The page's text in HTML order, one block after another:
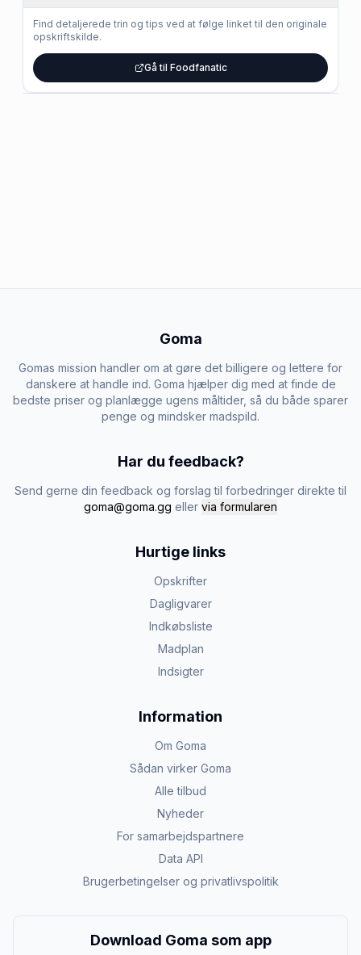
Find detaljerede trin og tips ved at følge linket til den originale
opskriftskilde.
Gå til Foodfanatic
Goma
Gomas mission handler om at gøre det billigere og lettere for
danskere at handle ind. Goma hjælper dig med at finde de
bedste priser og planlægge ugens måltider, så du både sparer
penge og mindsker madspild.
Har du feedback?
Send gerne din feedback og forslag til forbedringer direkte til
goma@goma.gg eller via formularen
Hurtige links
Opskrifter
Dagligvarer
Indkøbsliste
Madplan
Indsigter
Information
Om Goma
Sådan virker Goma
Alle tilbud
Nyheder
For samarbejdspartnere
Data API
Brugerbetingelser og privatlivspolitik
Download Goma som app